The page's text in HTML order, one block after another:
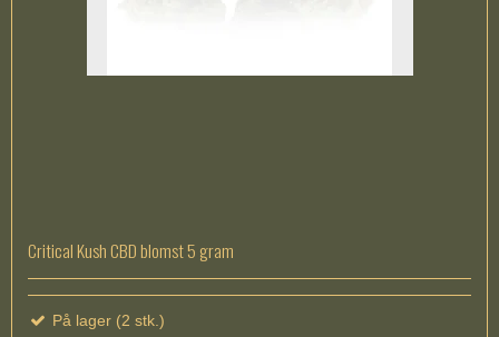
Critical Kush CBD blomst 5 gram
På lager (2 stk.)